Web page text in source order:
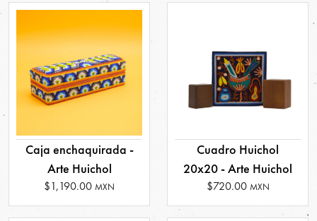
Caja enchaquirada -
Arte Huichol
$1,190.00 MXN
Cuadro Huichol
20x20 - Arte Huichol
$720.00 MXN